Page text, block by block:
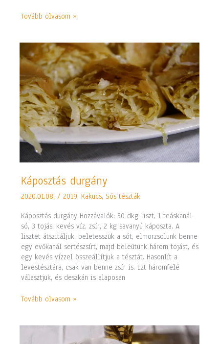
Tovább olvasom »
Káposztás durgány
2020.01.08./2019, Kakucs, Sós tészták
Káposztás durgány Hozzávalók: 50 dkg liszt, 1 teáskanál
só, 3 tojás, kevés víz, zsír, 2 kg savanyú káposzta. A
lisztet átszitáljuk, beletesszük a sót, elmorzsolunk benne
egy evőkanál sertészsírt, majd beleütünk három tojást, és
egy kevés vízzel összeállítjuk a tésztát. Hasonlít a
levestésztára, csak van benne zsír is. Ezt háromfelé
választjuk, és deszkán is alaposan
Káposztás
durgány
Tovább olvasom »